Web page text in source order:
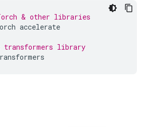
& other libraries
accelerate
library